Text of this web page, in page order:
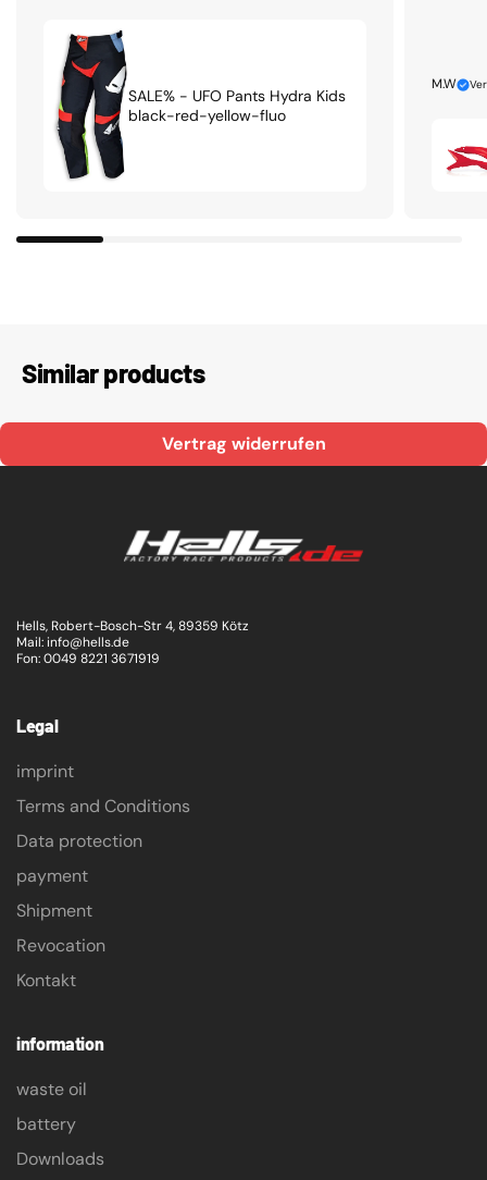
SALE% - UFO Pants Hydra Kids
black-red-yellow-fluo
M.W
Similar products
Vertrag widerrufen
Hells, Robert-Bosch-Str 4, 89359 Kötz
Mail: info@hells.de
Fon: 0049 8221 3671919
Legal
imprint
Terms and Conditions
Data protection
payment
Shipment
Revocation
Kontakt
information
waste oil
battery
Downloads